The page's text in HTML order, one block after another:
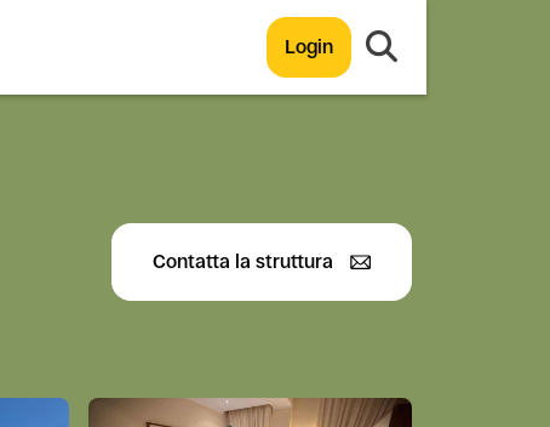
Login
Contatta la struttura